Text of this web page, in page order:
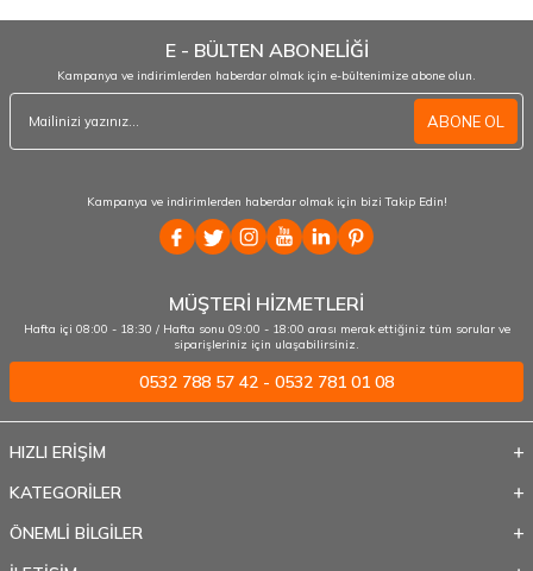
E - BÜLTEN ABONELİĞİ
Kampanya ve indirimlerden haberdar olmak için e-bültenimize abone olun.
ABONE OL
Kampanya ve indirimlerden haberdar olmak için bizi Takip Edin!
MÜŞTERİ HİZMETLERİ
Hafta içi 08:00 - 18:30 / Hafta sonu 09:00 - 18:00 arası merak ettiğiniz tüm sorular ve
siparişleriniz için ulaşabilirsiniz.
0532 788 57 42 - 0532 781 01 08
HIZLI ERİŞİM
KATEGORİLER
ÖNEMLİ BİLGİLER